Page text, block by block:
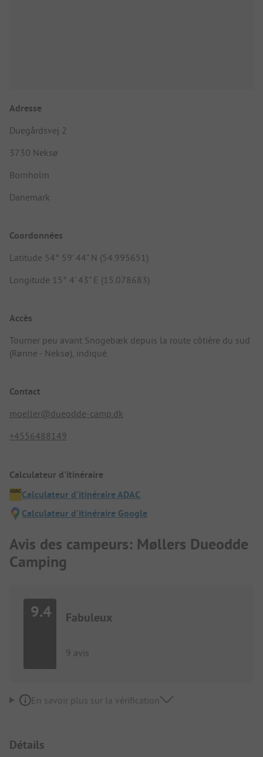
Adresse
Duegårdsvej 2
3730 Neksø
Bornholm
Danemark
Coordonnées
Latitude 54° 59' 44" N (54.995651)
Longitude 15° 4' 43" E (15.078683)
Accès
Tourner peu avant Snogebæk depuis la route côtière du sud
(Rønne - Neksø), indiqué.
Contact
moeller@dueodde-camp.dk
+4556488149
Calculateur d'itinéraire
Calculateur d'itinéraire ADAC
Calculateur d'itinéraire Google
Avis des campeurs: Møllers Dueodde
Camping
9.4 Fabuleux
9 avis
En savoir plus sur la vérification
Détails